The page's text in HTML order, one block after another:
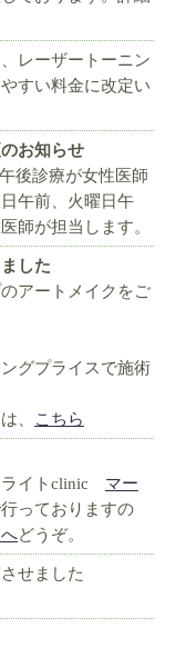
レーザートーニン
すい料金に改定い
お知らせ
後診療が女性医師
午前、火曜日午
師が担当します。
した
アートメイクをご
グプライスで施術
、
こちら
ライトclinic マー
行っておりますの
どうぞ。
せました